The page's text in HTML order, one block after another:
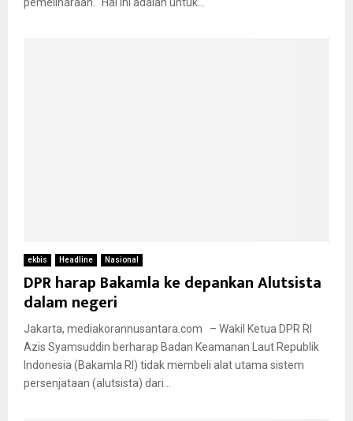
ekbis Headline Nasional
DPR harap Bakamla ke depankan Alutsista
dalam negeri
Jakarta, mediakorannusantara.com – Wakil Ketua DPR RI
Azis Syamsuddin berharap Badan Keamanan Laut Republik
Indonesia (Bakamla RI) tidak membeli alat utama sistem
persenjataan (alutsista) dari...